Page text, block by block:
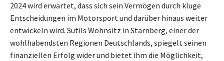
2024 wird erwartet, dass sich sein Vermögen durch kluge
Entscheidungen im Motorsport und darüber hinaus weiter
entwickeln wird. Sutils Wohnsitz in Starnberg, einer der
wohlhabendsten Regionen Deutschlands, spiegelt seinen
finanziellen Erfolg wider und bietet ihm die Möglichkeit,